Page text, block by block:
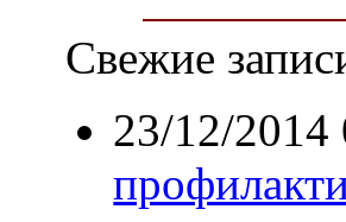
Свежие
23/12/2014